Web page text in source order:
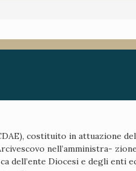
costituito in attuazione
nell’amministra-
Diocesi e degli enti